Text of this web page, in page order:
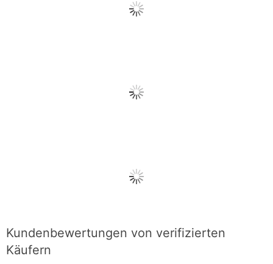
Kundenbewertungen von verifizierten
Käufern